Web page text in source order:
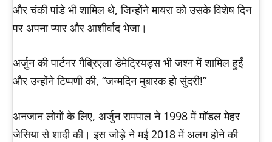
और चंकी पांडे भी शामिल थे, जिन्होंने मायरा को उसके विशेष दिन
पर अपना प्यार और आशीर्वाद भेजा।
अर्जुन की पार्टनर गैब्रिएला डेमेट्रियड्स भी जश्न में शामिल हुईं
और उन्होंने टिप्पणी की, “जन्मदिन मुबारक हो सुंदरी!”
अनजान लोगों के लिए, अर्जुन रामपाल ने 1998 में मॉडल मेहर
जेसिया से शादी की। इस जोड़े ने मई 2018 में अलग होने की